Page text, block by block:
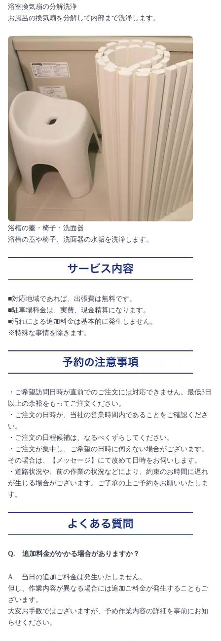
浴室換気扇の分解洗浄
お風呂の換気扇を分解して内部まで洗浄します。
浴槽の蓋・椅子・洗面器
浴槽の蓋や椅子、洗面器の水垢を洗浄します。
■対応地域であれば、出張費は無料です。
■駐車場料金は、実費、現金精算になります。
■汚れによる追加料金は基本的に発生しません。
※特殊な事情を除きます。
・ご希望訪問日時が直前でのご注文には対応できません。最低3日
以上の余裕をもってご注文ください。
・ご注文の日時が、当社の営業時間内であることをご確認くださ
い。
・ご注文の日程候補は、なるべくずらしてください。
・ご注文が集中し、ご希望の日時に伺えない場合がございます。
その場合は、【メッセージ】にて改めて日時をお伺いします。
・道路状況や、前の作業の状況などにより、約束のお時間に遅れ
が生じる場合がございます。ご了承の上ご予約をお願いいたしま
す。
Q. 追加料金がかかる場合がありますか？
A. 当日の追加ご料金は発生いたしません。
但し、作業内容が異なる場合には追加ご料金が発生することもご
ざいます。
大変お手数ではございますが、予め作業内容の詳細を事前にお知
らせください。